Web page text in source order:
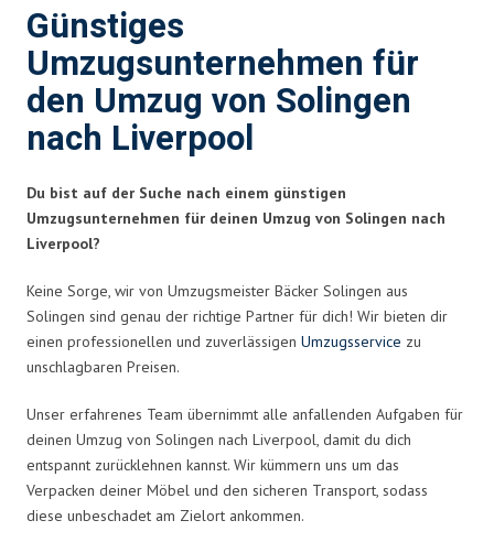
Günstiges
Umzugsunternehmen für
den Umzug von Solingen
nach Liverpool
Du bist auf der Suche nach einem günstigen
Umzugsunternehmen für deinen Umzug von Solingen nach
Liverpool?
Keine Sorge, wir von Umzugsmeister Bäcker Solingen aus
Solingen sind genau der richtige Partner für dich! Wir bieten dir
einen professionellen und zuverlässigen Umzugsservice zu
unschlagbaren Preisen.
Unser erfahrenes Team übernimmt alle anfallenden Aufgaben für
deinen Umzug von Solingen nach Liverpool, damit du dich
entspannt zurücklehnen kannst. Wir kümmern uns um das
Verpacken deiner Möbel und den sicheren Transport, sodass
diese unbeschadet am Zielort ankommen.